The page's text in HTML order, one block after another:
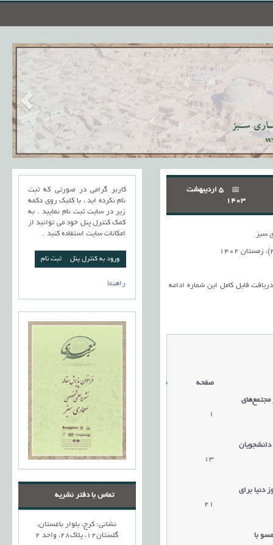
5 اردیبهشت
1403
سبز
فایل کامل این شماره ادامه
صفحه مقالات
مجتمع‌های
1
دانشجویان
13
دنیا برای
21
با
کاربر گرامی در صورتی که ثبت
نام نکرده اید ، با کلیک روی دکمه
زیر در سایت ثبت نام نمایید . به
کمک کنترل پنل خود می توانید از
امکانات سایت استفاده کنید .
ورود به کنترل پنل
راهنما
تماس با دفتر نشریه
نشانی: کرج، بلوار باغستان،
گلستان12، پلاک28، واحد 2